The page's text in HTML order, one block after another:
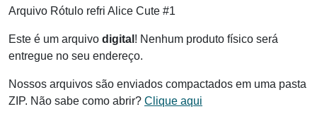
Arquivo Rótulo refri Alice Cute #1
Este é um arquivo digital ! Nenhum produto físico será
entregue no seu endereço.
Nossos arquivos são enviados compactados em uma pasta
ZIP. Não sabe como abrir? Clique aqui